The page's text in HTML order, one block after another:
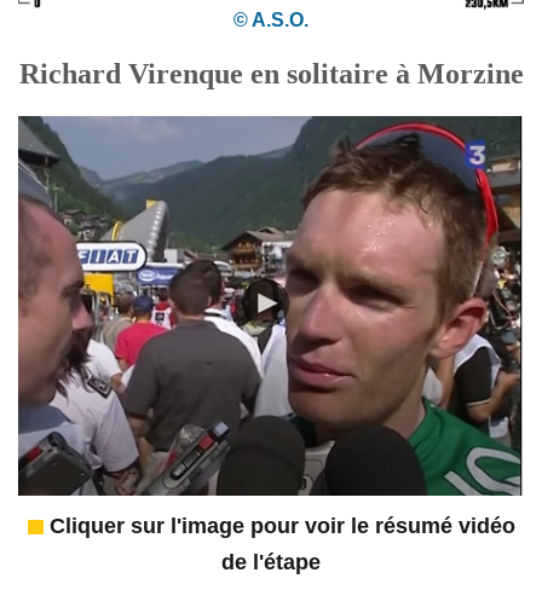
© A.S.O.
Richard Virenque en solitaire à Morzine
Cliquer sur l'image pour voir le résumé vidéo
de l'étape